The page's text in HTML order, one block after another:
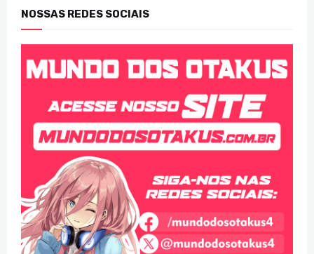
NOSSAS REDES SOCIAIS